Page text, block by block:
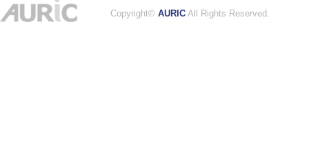
Copyright© AURIC All Rights Reserved.